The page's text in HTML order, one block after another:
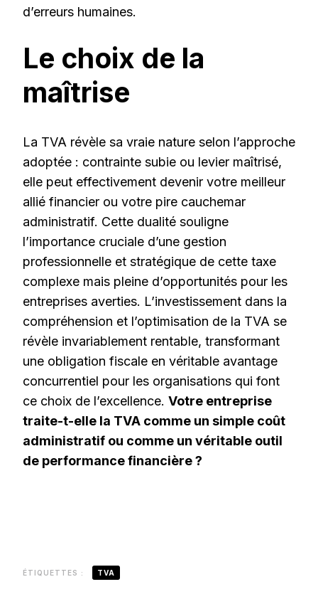
d’erreurs humaines.
Le choix de la
maîtrise
La TVA révèle sa vraie nature selon l’approche
adoptée : contrainte subie ou levier maîtrisé,
elle peut effectivement devenir votre meilleur
allié financier ou votre pire cauchemar
administratif. Cette dualité souligne
l’importance cruciale d’une gestion
professionnelle et stratégique de cette taxe
complexe mais pleine d’opportunités pour les
entreprises averties. L’investissement dans la
compréhension et l’optimisation de la TVA se
révèle invariablement rentable, transformant
une obligation fiscale en véritable avantage
concurrentiel pour les organisations qui font
ce choix de l’excellence. Votre entreprise
traite-t-elle la TVA comme un simple coût
administratif ou comme un véritable outil
de performance financière ?
ÉTIQUETTES : TVA